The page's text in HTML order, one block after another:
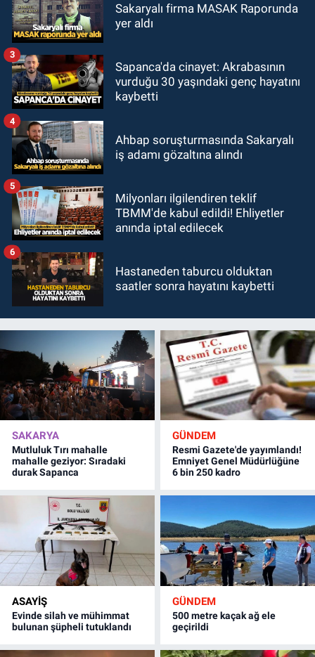
Sakaryalı firma MASAK Raporunda
yer aldı
Sapanca'da cinayet: Akrabasının
vurduğu 30 yaşındaki genç hayatını
kaybetti
3
Ahbap soruşturmasında Sakaryalı
iş adamı gözaltına alındı
4
Milyonları ilgilendiren teklif
TBMM'de kabul edildi! Ehliyetler
anında iptal edilecek
5
Hastaneden taburcu olduktan
saatler sonra hayatını kaybetti
6
SAKARYA
Mutluluk Tırı mahalle
mahalle geziyor: Sıradaki
durak Sapanca
GÜNDEM
Resmi Gazete'de yayımlandı!
Emniyet Genel Müdürlüğüne
6 bin 250 kadro
ASAYİŞ
Evinde silah ve mühimmat
bulunan şüpheli tutuklandı
GÜNDEM
500 metre kaçak ağ ele
geçirildi